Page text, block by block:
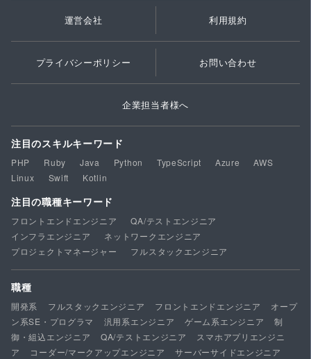
運営会社 利用規約
プライバシーポリシー お問い合わせ
企業担当者様へ
注目のスキルキーワード
PHP Ruby Java Python TypeScript Azure
AWS
Linux
Swift Kotlin
注目の職種キーワード
フロントエンドエンジニア
QA/テストエンジニア
インフラエンジニア
ネットワークエンジニア
プロジェクトマネージャー
フルスタックエンジニア
職種
開発系 フルスタックエンジニア フロントエンドエンジニア
オープ
ン系SE・プログラマ
汎用系エンジニア ゲーム系エンジニア
制
御・組込エンジニア
QA/テストエンジニア
スマホアプリエンジニ
ア
コーダー/マークアップエンジニア
サーバーサイドエンジニア